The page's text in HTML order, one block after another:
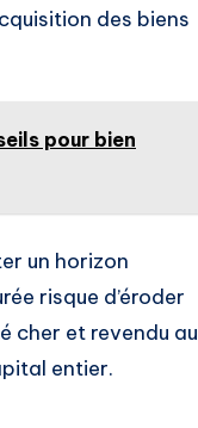
des biens
pour bien
un horizon
risque d’éroder
cher et revendu au
entier.